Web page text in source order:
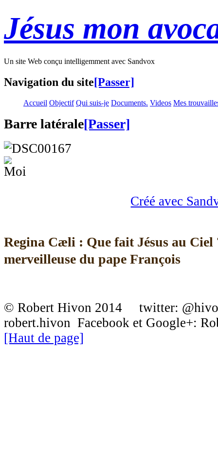
Jésus mon
Un site Web conçu intelligemment avec Sandvox
Navigation du site[Passer]
Accueil Objectif Qui suis-je Documents. Videos Mes
Barre latérale[Passer]
Créé avec
Regina Cæli : Que fait Jésus au Ciel
merveilleuse du pape François
© Robert Hivon 2014 twitter:
robert.hivon Facebook et Google+:
[Haut de page]